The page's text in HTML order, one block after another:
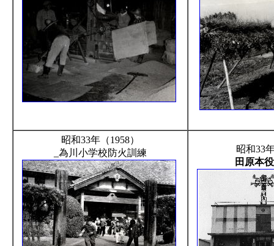
昭和33年（1958）
_為川小学校防火訓練
昭和33
田原本